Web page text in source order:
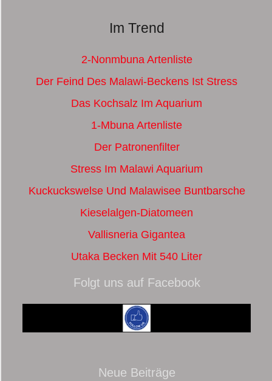
Im Trend
2-Nonmbuna Artenliste
Der Feind Des Malawi-Beckens Ist Stress
Das Kochsalz Im Aquarium
1-Mbuna Artenliste
Der Patronenfilter
Stress Im Malawi Aquarium
Kuckuckswelse Und Malawisee Buntbarsche
Kieselalgen-Diatomeen
Vallisneria Gigantea
Utaka Becken Mit 540 Liter
Folgt uns auf Facebook
Neue Beiträge